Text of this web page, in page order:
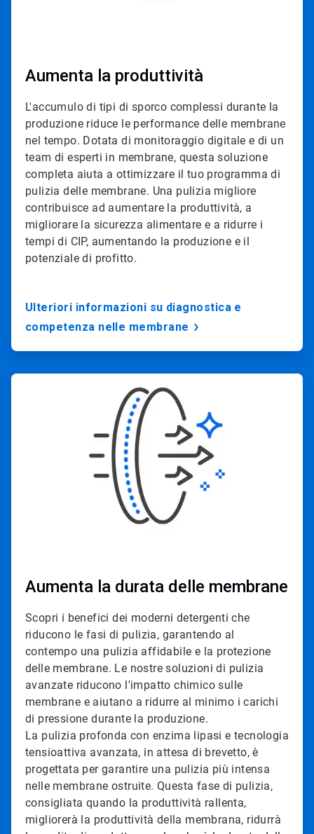
Aumenta la produttività
L'accumulo di tipi di sporco complessi durante la
produzione riduce le performance delle membrane
nel tempo. Dotata di monitoraggio digitale e di un
team di esperti in membrane, questa soluzione
completa aiuta a ottimizzare il tuo programma di
pulizia delle membrane. Una pulizia migliore
contribuisce ad aumentare la produttività, a
migliorare la sicurezza alimentare e a ridurre i
tempi di CIP, aumentando la produzione e il
potenziale di profitto.
Ulteriori informazioni su diagnostica e
competenza nelle membrane
ArticleTile
Aumenta la durata delle membrane
Scopri i benefici dei moderni detergenti che
riducono le fasi di pulizia, garantendo al
contempo una pulizia affidabile e la protezione
delle membrane. Le nostre soluzioni di pulizia
avanzate riducono l'impatto chimico sulle
membrane e aiutano a ridurre al minimo i carichi
di pressione durante la produzione.
La pulizia profonda con enzima lipasi e tecnologia
tensioattiva avanzata, in attesa di brevetto, è
progettata per garantire una pulizia più intensa
nelle membrane ostruite. Questa fase di pulizia,
consigliata quando la produttività rallenta,
migliorerà la produttività della membrana, ridurrà